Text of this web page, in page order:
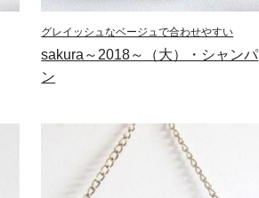
グレイッシュなベージュで合わせやすい
sakura～2018～（大）・シャンパ
ン